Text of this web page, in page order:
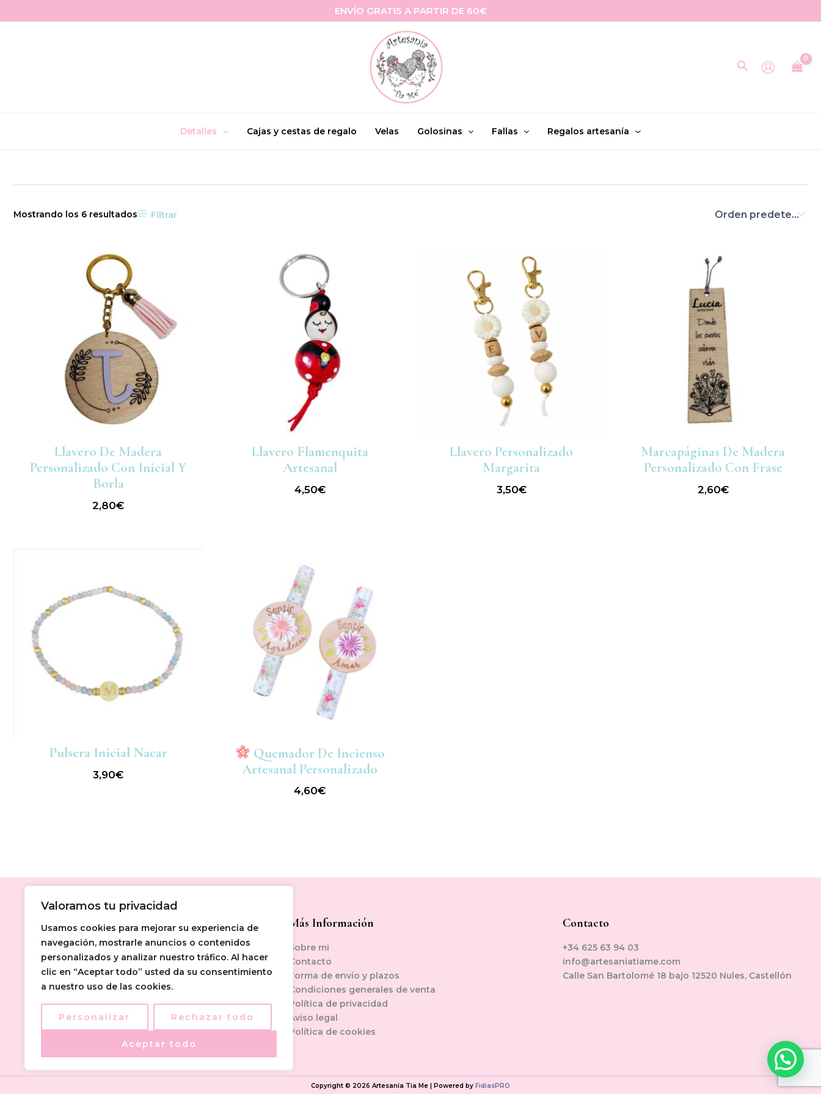
Valoramos tu privacidad
Usamos cookies para mejorar su experiencia de
navegación, mostrarle anuncios o contenidos
personalizados y analizar nuestro tráfico. Al hacer
clic en “Aceptar todo” usted da su consentimiento
a nuestro uso de las cookies.
Personalizar Rechazar todo
Aceptar todo
al
ENVÍO GRATIS A PARTIR DE 60€
Buscar
Detalles Cajas y cestas de regalo Velas Golosinas Fallas Regalos artesanía
Mostrando los 6 resultados Filtrar
Llavero De Madera
Personalizado Con Inicial Y
Borla
2,80€
Llavero Flamenquita
Artesanal
4,50€
Llavero Personalizado
Margarita
3,50€
Marcapáginas De Madera
Personalizado Con Frase
2,60€
Pulsera Inicial Nacar
3,90€
Quemador De Incienso
Artesanal Personalizado
4,60€
Más Información
Sobre mi
Contacto
Forma de envío y plazos
Condiciones generales de venta
Política de privacidad
Aviso legal
Política de cookies
Contacto
+34 625 63 94 03
info@artesaniatiame.com
Calle San Bartolomé 18 bajo 12520 Nules, Castellón
Copyright © 2026 Artesanía Tia Me | Powered by FidiasPRO